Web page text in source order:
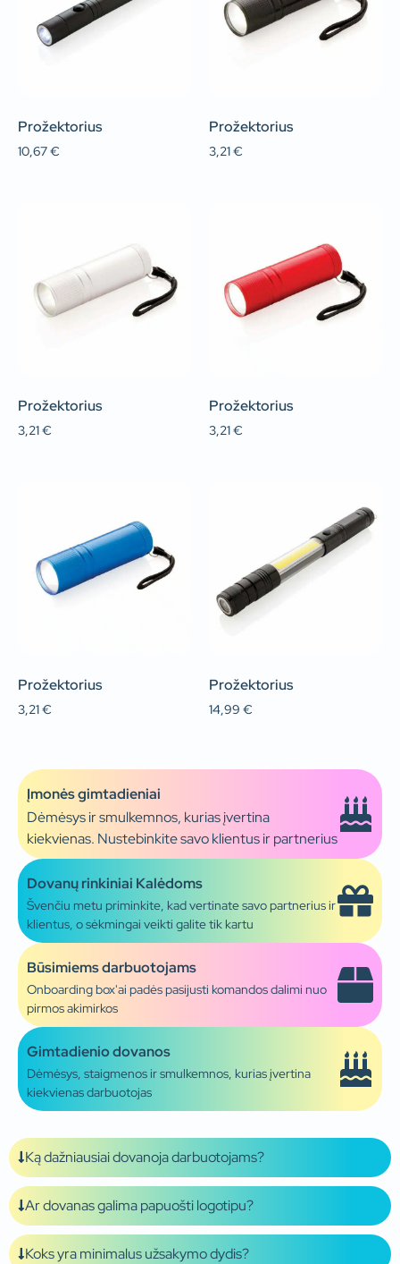
Prožektorius
10,67€
Prožektorius
3,21€
Prožektorius
3,21€
Prožektorius
3,21€
Prožektorius
3,21€
Prožektorius
14,99 €
Įmonės gimtadieniai
Dėmėsys ir smulkemnos, kurias įvertina
kiekvienas. Nustebinkite savo klientus ir partnerius
Dovanų rinkiniai Kalėdoms
Švenčiu metu priminkite, kad vertinate savo partnerius ir
klientus, o sėkmingai veikti galite tik kartu
Būsimiems darbuotojams
Onboarding box'ai padės pasijusti komandos dalimi nuo
pirmos akimirkos
Gimtadienio dovanos
Dėmėsys, staigmenos ir smulkemnos, kurias įvertina
kiekvienas darbuotojas
Ką dažniausiai dovanoja darbuotojams?
Ar dovanas galima papuošti logotipu?
Koks yra minimalus užsakymo dydis?